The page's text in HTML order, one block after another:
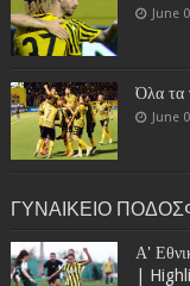
June
Όλα τα
June
ΓΥΝΑΙΚΕΙΟ
Α'
|